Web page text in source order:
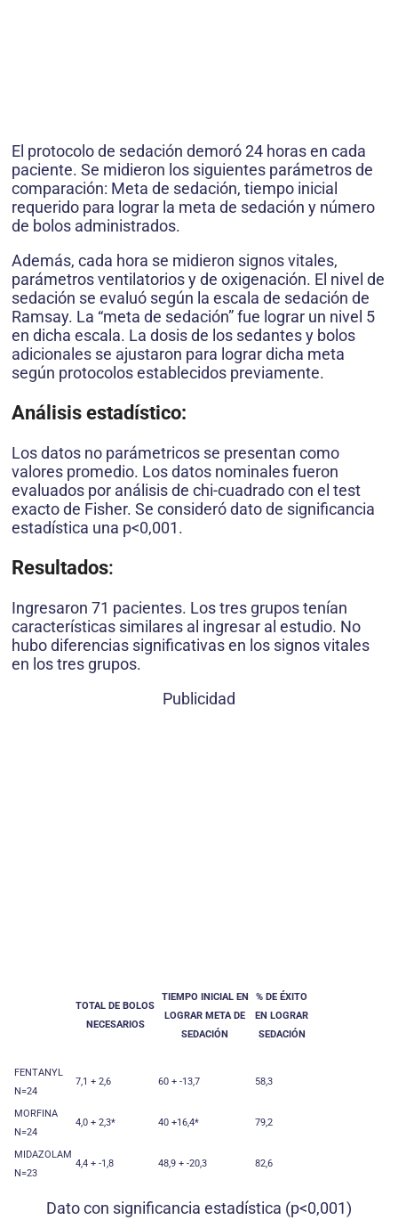
El protocolo de sedación demoró 24 horas en cada
paciente. Se midieron los siguientes parámetros de
comparación: Meta de sedación, tiempo inicial
requerido para lograr la meta de sedación y número
de bolos administrados.
Además, cada hora se midieron signos vitales,
parámetros ventilatorios y de oxigenación. El nivel de
sedación se evaluó según la escala de sedación de
Ramsay. La “meta de sedación” fue lograr un nivel 5
en dicha escala. La dosis de los sedantes y bolos
adicionales se ajustaron para lograr dicha meta
según protocolos establecidos previamente.
Análisis estadístico:
Los datos no parámetricos se presentan como
valores promedio. Los datos nominales fueron
evaluados por análisis de chi-cuadrado con el test
exacto de Fisher. Se consideró dato de significancia
estadística una p<0,001.
Resultados:
Ingresaron 71 pacientes. Los tres grupos tenían
características similares al ingresar al estudio. No
hubo diferencias significativas en los signos vitales
en los tres grupos.
Publicidad
TOTAL DE BOLOS
NECESARIOS
TIEMPO INICIAL EN
LOGRAR META DE
SEDACIÓN
% DE ÉXITO
EN LOGRAR
SEDACIÓN
FENTANYL
N=24
7,1 + 2,6 60 + -13,7 58,3
MORFINA
N=24
4,0 + 2,3* 40 +16,4* 79,2
MIDAZOLAM
N=23
4,4 + -1,8 48,9 + -20,3 82,6
Dato con significancia estadística (p<0,001)